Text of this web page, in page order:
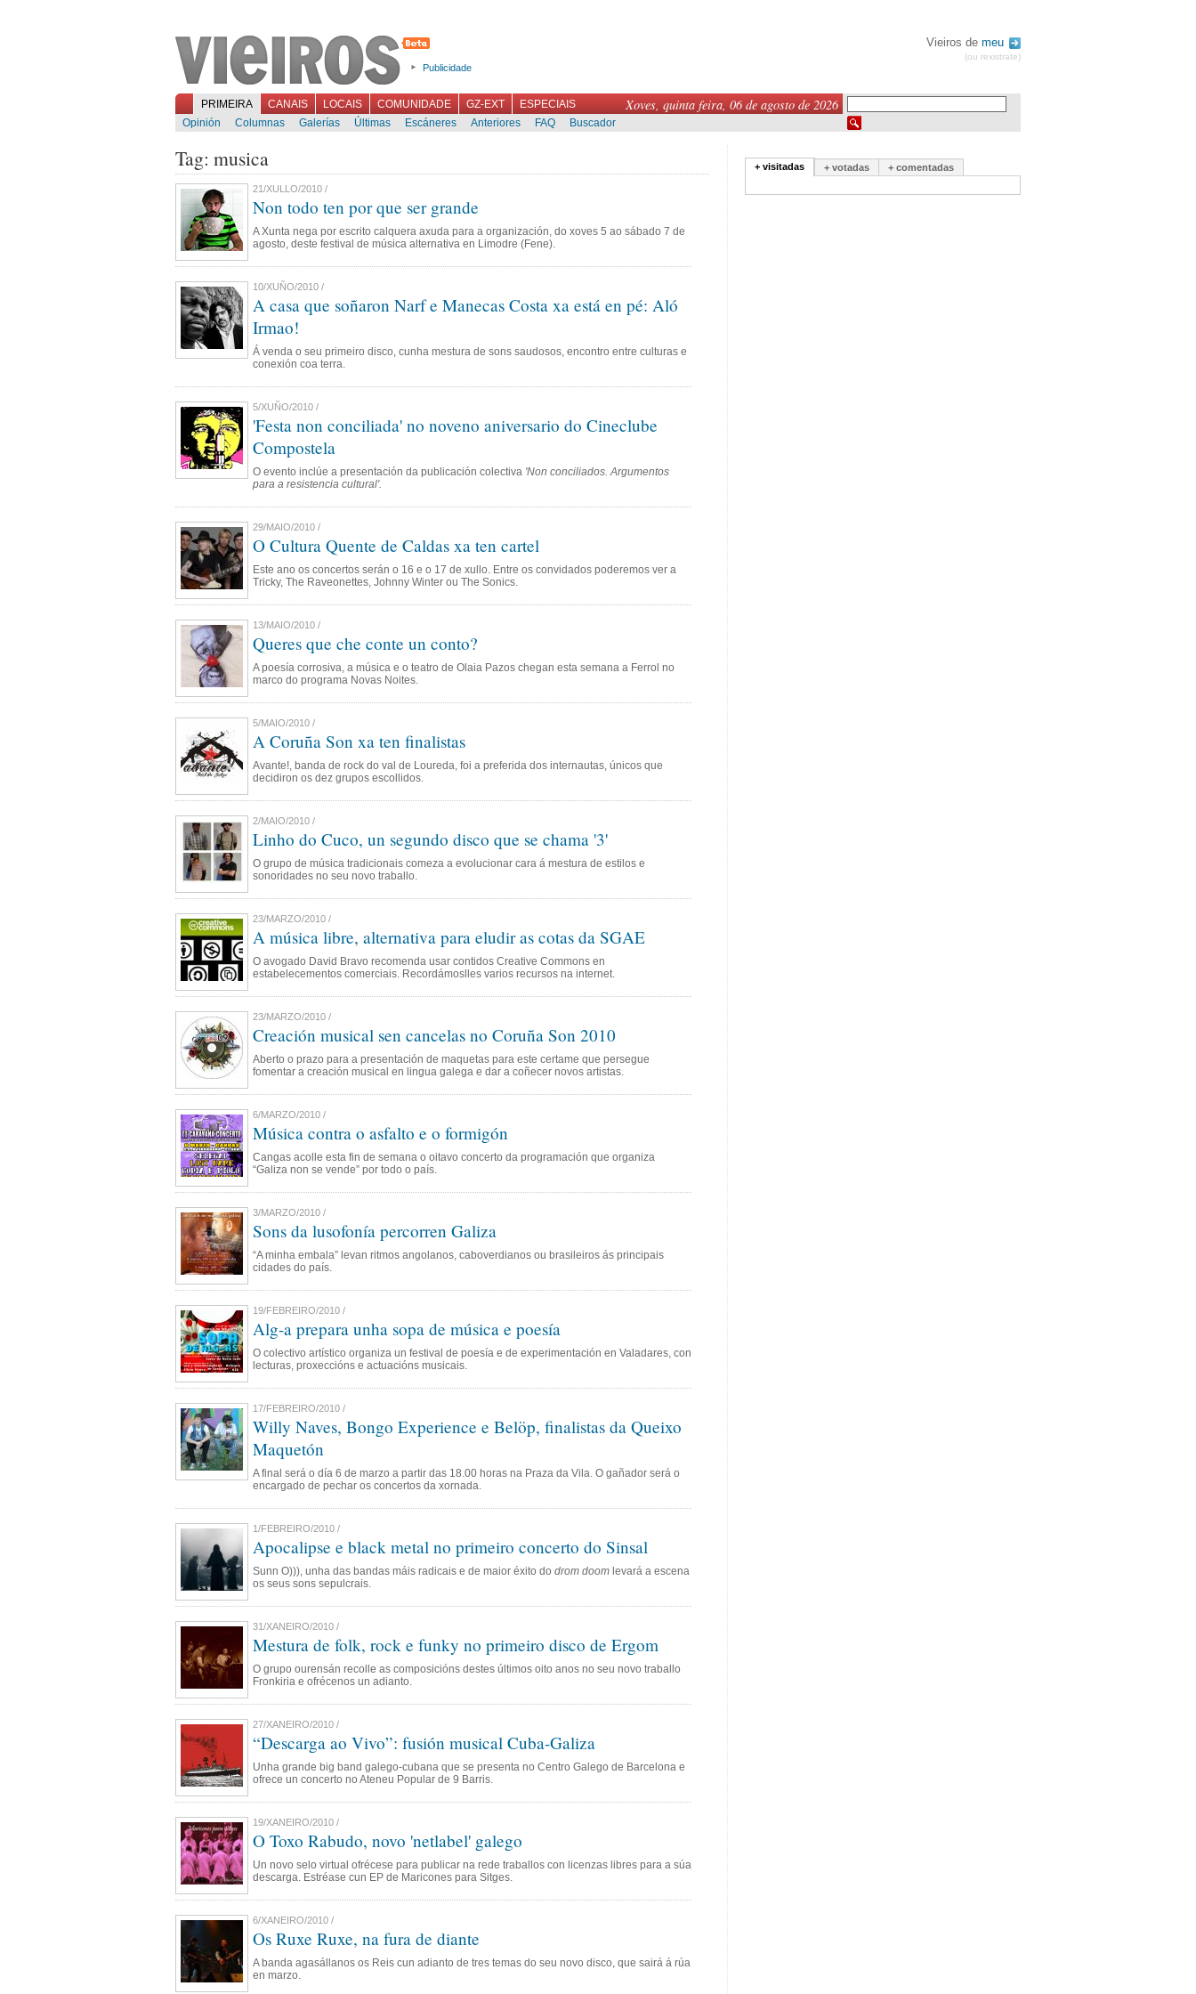
Publicidade
Vieiros de meu
(ou rexistrate)
Xoves, quinta feira, 06 de agosto de 2026
PRIMEIRA CANAIS LOCAIS COMUNIDADE GZ-EXT
ESPECIAIS
Opinión
Columnas Galerías Últimas Escáneres Anteriores FAQ Buscador
Tag: musica
21/XULLO/2010 /
Non todo ten por que ser grande
A Xunta nega por escrito calquera axuda para a organización, do xoves 5 ao sábado 7 de
agosto, deste festival de música alternativa en Limodre (Fene).
10/XUÑO/2010 /
A casa que soñaron Narf e Manecas Costa xa está en pé: Aló
Irmao!
Á venda o seu primeiro disco, cunha mestura de sons saudosos, encontro entre culturas e
conexión coa terra.
5/XUÑO/2010 /
'Festa non conciliada' no noveno aniversario do Cineclube
Compostela
O evento inclúe a presentación da publicación colectiva 'Non conciliados. Argumentos
para a resistencia cultural'.
29/MAIO/2010 /
O Cultura Quente de Caldas xa ten cartel
Este ano os concertos serán o 16 e o 17 de xullo. Entre os convidados poderemos ver a
Tricky, The Raveonettes, Johnny Winter ou The Sonics.
13/MAIO/2010 /
Queres que che conte un conto?
A poesía corrosiva, a música e o teatro de Olaia Pazos chegan esta semana a Ferrol no
marco do programa Novas Noites.
5/MAIO/2010 /
A Coruña Son xa ten finalistas
Avante!, banda de rock do val de Loureda, foi a preferida dos internautas, únicos que
decidiron os dez grupos escollidos.
2/MAIO/2010 /
Linho do Cuco, un segundo disco que se chama '3'
O grupo de música tradicionais comeza a evolucionar cara á mestura de estilos e
sonoridades no seu novo traballo.
23/MARZO/2010 /
A música libre, alternativa para eludir as cotas da SGAE
O avogado David Bravo recomenda usar contidos Creative Commons en
estabelecementos comerciais. Recordámoslles varios recursos na internet.
23/MARZO/2010 /
Creación musical sen cancelas no Coruña Son 2010
Aberto o prazo para a presentación de maquetas para este certame que persegue
fomentar a creación musical en lingua galega e dar a coñecer novos artistas.
6/MARZO/2010 /
Música contra o asfalto e o formigón
Cangas acolle esta fin de semana o oitavo concerto da programación que organiza
“Galiza non se vende” por todo o país.
3/MARZO/2010 /
Sons da lusofonía percorren Galiza
“A minha embala” levan ritmos angolanos, caboverdianos ou brasileiros ás principais
cidades do país.
19/FEBREIRO/2010 /
Alg-a prepara unha sopa de música e poesía
O colectivo artístico organiza un festival de poesía e de experimentación en Valadares, con
lecturas, proxeccións e actuacións musicais.
17/FEBREIRO/2010 /
Willy Naves, Bongo Experience e Belöp, finalistas da Queixo
Maquetón
A final será o día 6 de marzo a partir das 18.00 horas na Praza da Vila. O gañador será o
encargado de pechar os concertos da xornada.
1/FEBREIRO/2010 /
Apocalipse e black metal no primeiro concerto do Sinsal
Sunn O))), unha das bandas máis radicais e de maior éxito do drom doom levará a escena
os seus sons sepulcrais.
31/XANEIRO/2010 /
Mestura de folk, rock e funky no primeiro disco de Ergom
O grupo ourensán recolle as composicións destes últimos oito anos no seu novo traballo
Fronkiria e ofrécenos un adianto.
27/XANEIRO/2010 /
“Descarga ao Vivo”: fusión musical Cuba-Galiza
Unha grande big band galego-cubana que se presenta no Centro Galego de Barcelona e
ofrece un concerto no Ateneu Popular de 9 Barris.
19/XANEIRO/2010 /
O Toxo Rabudo, novo 'netlabel' galego
Un novo selo virtual ofrécese para publicar na rede traballos con licenzas libres para a súa
descarga. Estréase cun EP de Maricones para Sitges.
6/XANEIRO/2010 /
Os Ruxe Ruxe, na fura de diante
A banda agasállanos os Reis cun adianto de tres temas do seu novo disco, que sairá á rúa
en marzo.
+ visitadas + votadas + comentadas